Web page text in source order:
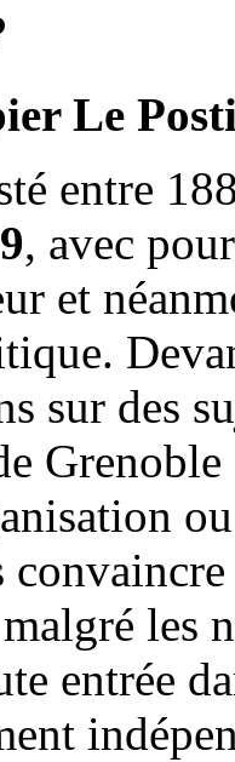
Le
entre
, avec
et
sur des
les
entrée